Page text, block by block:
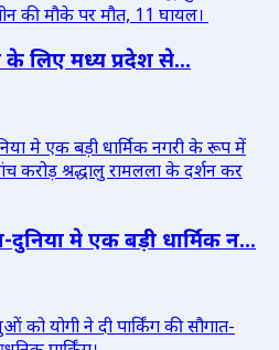
के लिए मध्य प्रदेश से...
मे एक बड़ी धार्मिक न...